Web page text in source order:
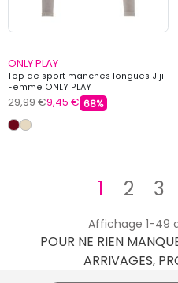
ONLY PLAY
Top de sport manches longues Jiji
Femme ONLY PLAY
29,99 €9,45 € 68%
1 2 3
Affichage 1-49
POUR NE RIEN
ARRIVAGES,